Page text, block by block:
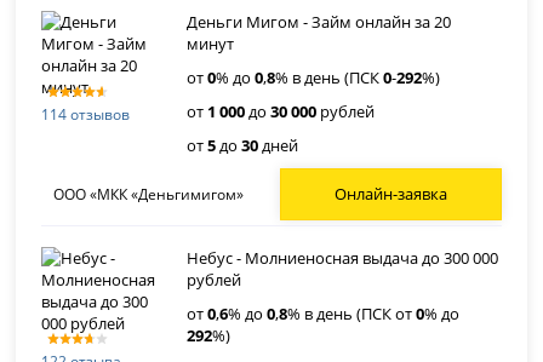
114 отзывов
Деньги Мигом - Займ онлайн за 20
минут
от0% до0,8% в день (ПСК0-292%)
от 1 000до30 000 рублей
от5до30дней
ООО «МКК «Деньгимигом» Онлайн-заявка
Небус - Молниеносная выдача до 300 000
рублей
от0,6% до0,8% в день (ПСК от0% до
292%)